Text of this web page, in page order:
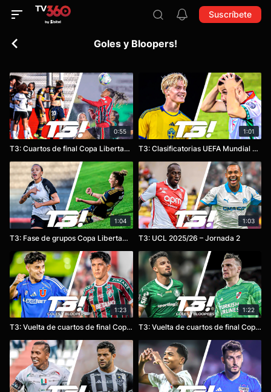
Suscríbete
Goles y Bloopers!
0:55
T3: Cuartos de final Copa Libertadores Femenina 2025
1:01
T3: Clasificatorias UEFA Mundial 2026 – Jornada 7
1:04
T3: Fase de grupos Copa Libertadores Femenina 2025
1:03
T3: UCL 2025/26 – Jornada 2
1:23
T3: Vuelta de cuartos de final Copa Sudamericana 2025
1:22
T3: Vuelta de cuartos de final Copa Libertadores 2025